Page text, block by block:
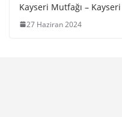
Kayseri Mutfağı –
27 Haziran 2024